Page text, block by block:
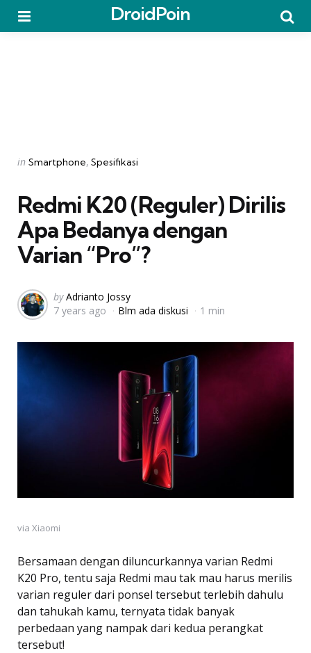
DroidPoin
Categories
Posted
in Smartphone Spesifikasi
Redmi K20 (Reguler) Dirilis 
Apa Bedanya dengan
Varian “Pro”?
Posted
by
by Adrianto Jossy
7 years ago
Blm ada diskusi 1 min
via Xiaomi
Bersamaan dengan diluncurkannya varian Redmi
K20 Pro, tentu saja Redmi mau tak mau harus merilis
varian reguler dari ponsel tersebut terlebih dahulu
dan tahukah kamu, ternyata tidak banyak
perbedaan yang nampak dari kedua perangkat
tersebut!